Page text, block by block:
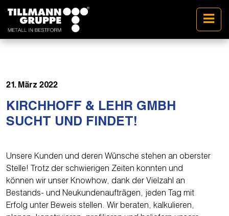
21. März 2022
KIRCHHOFF & LEHR GMBH
SUCHT UND FINDET!
Unsere Kunden und deren Wünsche stehen an oberster
Stelle! Trotz der schwierigen Zeiten konnten und
können wir unser Knowhow, dank der Vielzahl an
Bestands- und Neukundenaufträgen, jeden Tag mit
Erfolg unter Beweis stellen. Wir beraten, kalkulieren,